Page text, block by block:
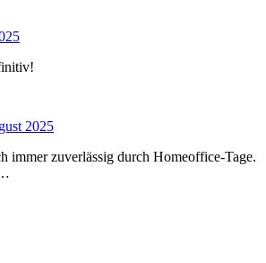
2025
immer zuverlässig durch Homeoffice-Tage.